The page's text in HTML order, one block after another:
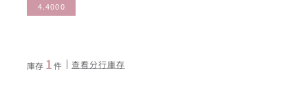
4.4000
庫存 1件 查看分行庫存